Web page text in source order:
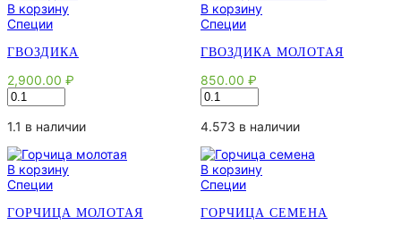
В корзину
Специи
ГВОЗДИКА
2,900.00 ₽
Количество
товара
Гвоздика
В корзину
Специи
ГВОЗДИКА МОЛОТАЯ
850.00 ₽
Количество
товара
Гвоздика
1.1 в наличии
В корзину
Специи
ГОРЧИЦА МОЛОТАЯ
4.573 в наличии
В корзину
Специи
ГОРЧИЦА СЕМЕНА